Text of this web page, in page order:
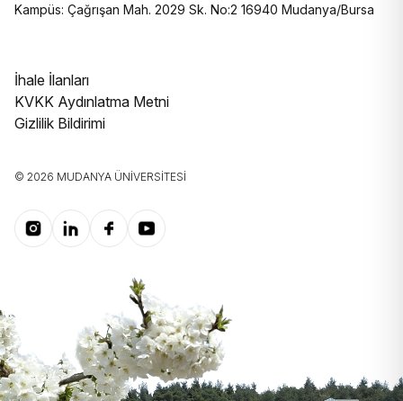
Kampüs: Çağrışan Mah. 2029 Sk. No:2 16940 Mudanya/Bursa
İhale İlanları
KVKK Aydınlatma Metni
Gizlilik Bildirimi
© 2026 MUDANYA ÜNIVERSITESI